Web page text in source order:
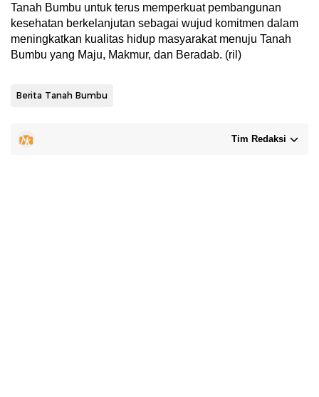
Tanah Bumbu untuk terus memperkuat pembangunan
kesehatan berkelanjutan sebagai wujud komitmen dalam
meningkatkan kualitas hidup masyarakat menuju Tanah
Bumbu yang Maju, Makmur, dan Beradab. (ril)
Berita Tanah Bumbu
Tim Redaksi